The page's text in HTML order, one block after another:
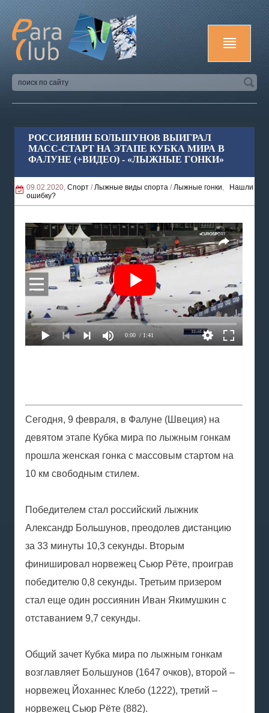
РОССИЯНИН БОЛЬШУНОВ ВЫИГРАЛ
МАСС-СТАРТ НА ЭТАПЕ КУБКА МИРА В
ФАЛУНЕ (+ВИДЕО) - «ЛЫЖНЫЕ ГОНКИ»
09.02.2020, Спорт /Лыжные виды спорта /Лыжные гонки,
Нашли
ошибку?
0:00 / 1:41
Сегодня, 9 февраля, в Фалуне (Швеция) на
девятом этапе Кубка мира по лыжным гонкам
прошла женская гонка с массовым стартом на
10 км свободным стилем.
Победителем стал российский лыжник
Александр Большунов, преодолев дистанцию
за 33 минуты 10,3 секунды. Вторым
финишировал норвежец Сьюр Рёте, проиграв
победителю 0,8 секунды. Третьим призером
стал еще один россиянин Иван Якимушкин с
отставанием 9,7 секунды.
Общий зачет Кубка мира по лыжным гонкам
возглавляет Большунов (1647 очков), второй –
норвежец Йоханнес Клебо (1222), третий –
норвежец Сьюр Рёте (882).